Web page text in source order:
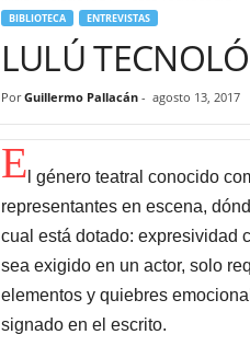
BIBLIOTECA ENTREVISTAS
LULÚ
Por Guillermo Pallacán- agosto 13, 2017
E l género teatral conocido
representantes en escena,
cual está dotado: expresividad
sea exigido en un actor, solo
elementos y quiebres
signado en el escrito.